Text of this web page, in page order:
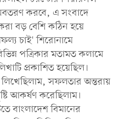
করবে, এ সংবাদে
বড় বেশি কঠিন হয়ে
চাই' শিরোনামে
পত্রিকার মতামত কলামে
প্রকাশিত হয়েছিল।
লিখেছিলাম, সফলতার অন্তরায়
আকর্ষণ করেছিলাম।
বাংলাদেশ বিমানের